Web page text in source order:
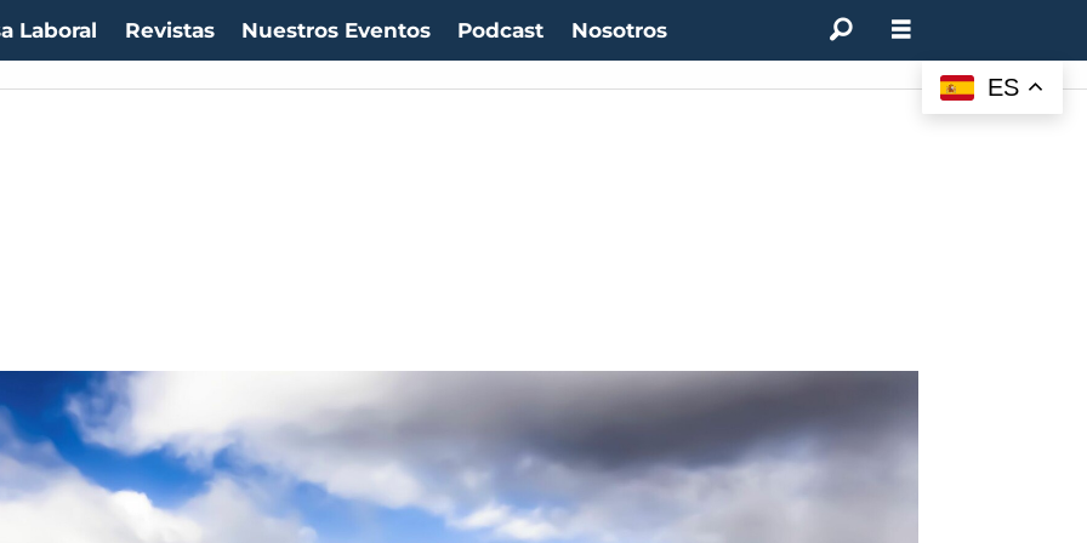
Laboral Revistas Nuestros Eventos Podcast Nosotros
ES